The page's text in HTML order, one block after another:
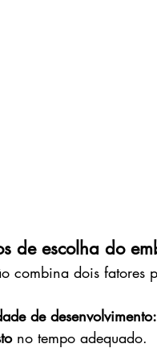
de escolha do
combina dois fatores
de desenvolvimento:
no tempo adequado.